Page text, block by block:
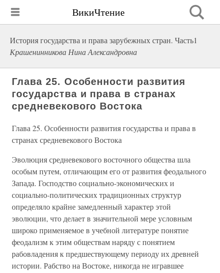
ВикиЧтение
История государства и права зарубежных стран. Часть1
Крашенинникова Нина Александровна
Глава 25. Особенности развития
государства и права в странах
средневекового Востока
Глава 25. Особенности развития государства и права в
странах средневекового Востока
Эволюция средневекового восточного общества шла
особым путем, отличающим его от развития феодального
Запада. Господство социально-экономических и
социально-политических традиционных структур
определяло крайне замедленный характер этой
эволюции, что делает в значительной мере условным
широко применяемое в учебной литературе понятие
феодализм к этим обществам наряду с понятием
рабовладения к предшествующему периоду их древней
истории. Рабство на Востоке, никогда не игравшее